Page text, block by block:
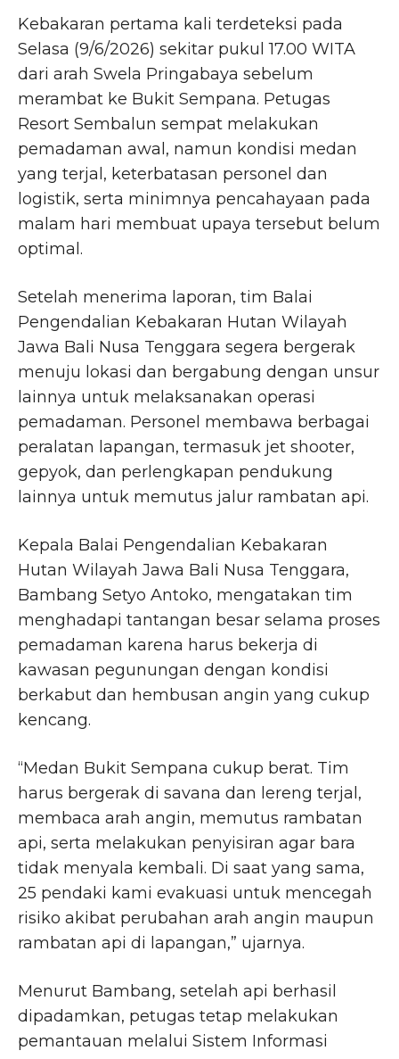
Kebakaran pertama kali terdeteksi pada
Selasa (9/6/2026) sekitar pukul 17.00 WITA
dari arah Swela Pringabaya sebelum
merambat ke Bukit Sempana. Petugas
Resort Sembalun sempat melakukan
pemadaman awal, namun kondisi medan
yang terjal, keterbatasan personel dan
logistik, serta minimnya pencahayaan pada
malam hari membuat upaya tersebut belum
optimal.
Setelah menerima laporan, tim Balai
Pengendalian Kebakaran Hutan Wilayah
Jawa Bali Nusa Tenggara segera bergerak
menuju lokasi dan bergabung dengan unsur
lainnya untuk melaksanakan operasi
pemadaman. Personel membawa berbagai
peralatan lapangan, termasuk jet shooter,
gepyok, dan perlengkapan pendukung
lainnya untuk memutus jalur rambatan api.
Kepala Balai Pengendalian Kebakaran
Hutan Wilayah Jawa Bali Nusa Tenggara,
Bambang Setyo Antoko, mengatakan tim
menghadapi tantangan besar selama proses
pemadaman karena harus bekerja di
kawasan pegunungan dengan kondisi
berkabut dan hembusan angin yang cukup
kencang.
“Medan Bukit Sempana cukup berat. Tim
harus bergerak di savana dan lereng terjal,
membaca arah angin, memutus rambatan
api, serta melakukan penyisiran agar bara
tidak menyala kembali. Di saat yang sama,
25 pendaki kami evakuasi untuk mencegah
risiko akibat perubahan arah angin maupun
rambatan api di lapangan,” ujarnya.
Menurut Bambang, setelah api berhasil
dipadamkan, petugas tetap melakukan
pemantauan melalui Sistem Informasi